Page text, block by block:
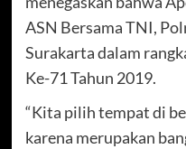
ASN Bersama TNI,
Surakarta dalam
Ke-71 Tahun 2019.
“Kita pilih tempat di
karena merupakan